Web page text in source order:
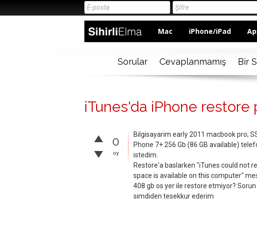
Mac iPhone/iPad
Sorular Cevaplanmamış Bir
iTunes'da iPhone restore
0
oy
Bilgisayarim early 2011 macbook pro;
Phone 7+ 256 Gb (86 GB available)
istedim.
Restore'a baslarken "iTunes could not
space is available on this computer"
408 gb os yer ile restore etmiyor?
simdiden tesekkur ederim